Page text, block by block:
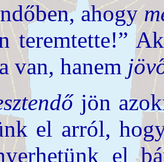
ahogy
teremtette!”
van, hanem
jön
el arról,
el